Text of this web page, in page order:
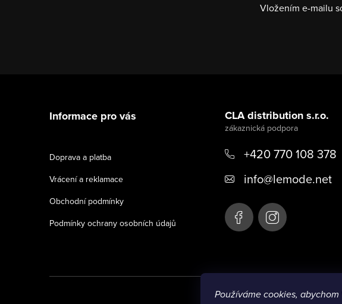
Používáme cookies,
Vložením e-mailu
Informace pro vás
Doprava a platba
Vrácení a reklamace
Obchodní podmínky
Podmínky ochrany osobních údajů
CLA distribution s.r.o.
+420 770 108 378
info@lemode.net